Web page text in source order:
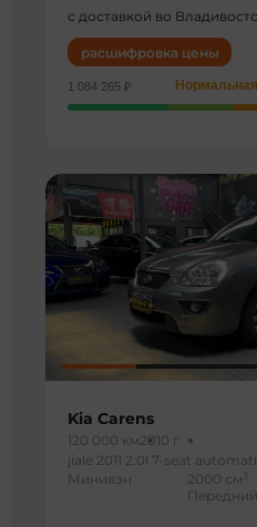
с доставкой во
расшифровка цены
1 084 265 ₽
Kia Carens
120 000 км2010 г
jiale 2011 2.0l 7-seat
Минивэн
2000 см 3
Передний